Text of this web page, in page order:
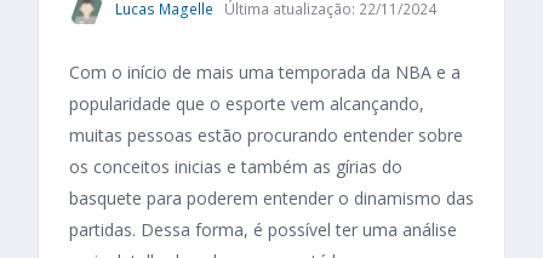
Lucas Magelle Última atualização: 22/11/2024
Com o início de mais uma temporada da NBA e a
popularidade que o esporte vem alcançando,
muitas pessoas estão procurando entender sobre
os conceitos inicias e também as gírias do
basquete para poderem entender o dinamismo das
partidas. Dessa forma, é possível ter uma análise